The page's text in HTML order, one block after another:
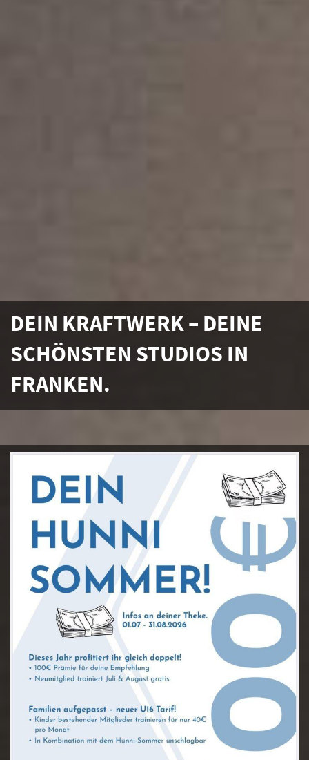
DEIN KRAFTWERK – DEINE
SCHÖNSTEN STUDIOS IN
FRANKEN.